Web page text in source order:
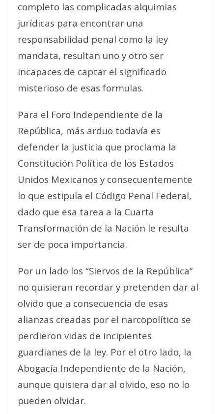
completo las complicadas alquimias
jurídicas para encontrar una
responsabilidad penal como la ley
mandata, resultan uno y otro ser
incapaces de captar el significado
misterioso de esas formulas.
Para el Foro Independiente de la
República, más arduo todavía es
defender la justicia que proclama la
Constitución Política de los Estados
Unidos Mexicanos y consecuentemente
lo que estipula el Código Penal Federal,
dado que esa tarea a la Cuarta
Transformación de la Nación le resulta
ser de poca importancia.
Por un lado los “Siervos de la República”
no quisieran recordar y pretenden dar al
olvido que a consecuencia de esas
alianzas creadas por el narcopolítico se
perdieron vidas de incipientes
guardianes de la ley. Por el otro lado, la
Abogacía Independiente de la Nación,
aunque quisiera dar al olvido, eso no lo
pueden olvidar.